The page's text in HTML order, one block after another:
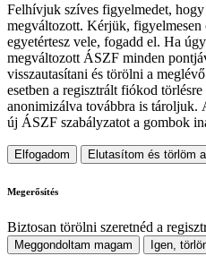
Felhívjuk szíves figyelmedet, hogy
megváltozott. Kérjük, figyelmesen
egyetértesz vele, fogadd el. Ha
megváltozott ÁSZF minden
visszautasítani és törölni a
esetben a regisztrált fiókod
anonimizálva továbbra is tároljuk.
új ÁSZF szabályzatot a gombok
Elfogadom Elutasítom és törlöm
Megerősítés
Biztosan törölni szeretnéd a
Meggondoltam magam Igen,